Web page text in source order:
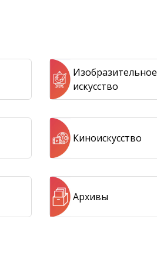
Изобразительное
искусство
Киноискусство
Архивы